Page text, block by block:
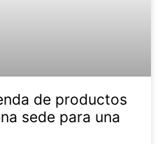
de productos
sede para una